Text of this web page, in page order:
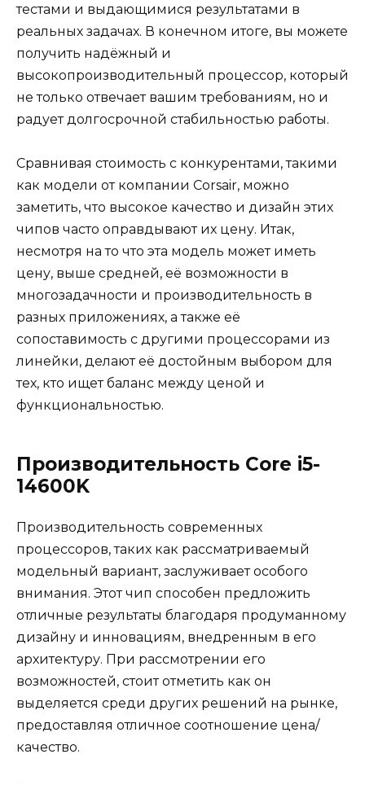
тестами и выдающимися результатами в
реальных задачах. В конечном итоге, вы можете
получить надёжный и
высокопроизводительный процессор, который
не только отвечает вашим требованиям, но и
радует долгосрочной стабильностью работы.
Сравнивая стоимость с конкурентами, такими
как модели от компании Corsair, можно
заметить, что высокое качество и дизайн этих
чипов часто оправдывают их цену. Итак,
несмотря на то что эта модель может иметь
цену, выше средней, её возможности в
многозадачности и производительность в
разных приложениях, а также её
сопоставимость с другими процессорами из
линейки, делают её достойным выбором для
тех, кто ищет баланс между ценой и
функциональностью.
Производительность Core i5-
14600K
Производительность современных
процессоров, таких как рассматриваемый
модельный вариант, заслуживает особого
внимания. Этот чип способен предложить
отличные результаты благодаря продуманному
дизайну и инновациям, внедренным в его
архитектуру. При рассмотрении его
возможностей, стоит отметить как он
выделяется среди других решений на рынке,
предоставляя отличное соотношение цена/
качество.